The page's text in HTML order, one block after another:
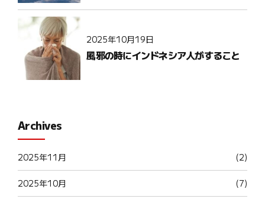
2025年10月19日
風邪の時にインドネシア人がすること
Archives
2025年11月 (2)
2025年10月 (7)